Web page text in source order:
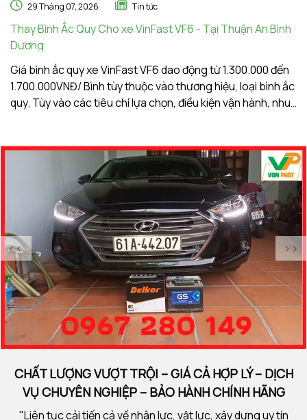
29 Tháng 07, 2026 Tin tức
Thay Bình Ắc Quy Cho xe VinFast VF6 - Tại Thuận An Bình
Dương
Giá bình ắc quy xe VinFast VF6 dao động từ 1.300.000 đến
1.700.000VNĐ/ Bình tùy thuộc vào thương hiệu, loại bình ắc
quy. Tùy vào các tiêu chí lựa chọn, điều kiện vận hành, nhu
<< >>
CHẤT LƯỢNG VƯỢT TRỘI – GIÁ CẢ HỢP LÝ – DỊCH
VỤ CHUYÊN NGHIỆP – BẢO HÀNH CHÍNH HÃNG
"Liên tục cải tiến cả về nhân lực, vật lực, xây dựng uy tín